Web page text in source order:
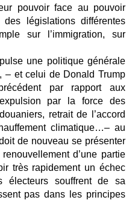
pouvoir face au pouvoir
législations différentes
sur l’immigration, sur
une politique générale
– et celui de Donald Trump
par rapport aux
par la force des
retrait de l’accord
climatique…– au
de nouveau se présenter
d’une partie
très rapidement un échec
électeurs souffrent de sa
pas dans les principes